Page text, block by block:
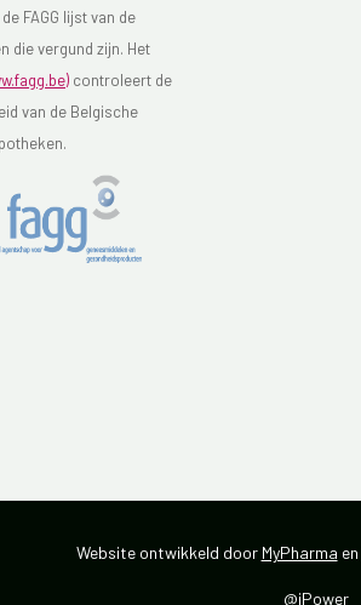
FAGG lijst van de
die vergund zijn. Het
controleert de
van de Belgische
Website ontwikkeld door MyPharma en
@iPower